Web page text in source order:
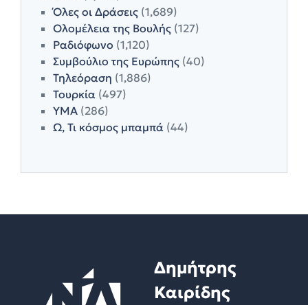
Όλες οι Δράσεις (1,689)
Ολομέλεια της Βουλής (127)
Ραδιόφωνο (1,120)
Συμβούλιο της Ευρώπης (40)
Τηλεόραση (1,886)
Τουρκία (497)
ΥΜΑ (286)
Ω, Τι κόσμος μπαμπά (44)
Δημήτρης
Καιρίδης